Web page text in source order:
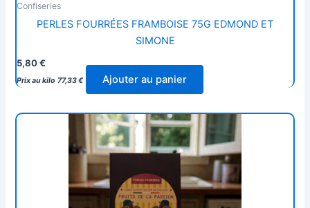
Confiseries
PERLES FOURRÉES FRAMBOISE 75G EDMOND ET
SIMONE
5,80€
Prix au kilo 77,33€ Ajouter au panier